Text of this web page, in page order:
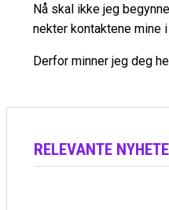
Nå skal ikke jeg
nekter kontaktene mine
Derfor minner jeg deg
RELEVANTE